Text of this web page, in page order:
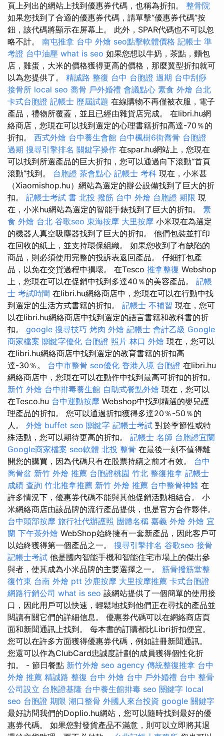
頁上列出的網站上找到優惠券代碼，也稱為折扣。 整骨院
如果您找到了合適的優惠券代碼，請單擊“優惠券代碼”按
鈕，該代碼將顯示在屏幕上。 此外，SPAR代碼也不可以忽
略不計。 南屯推拿 台中 外燴 seo點擊軟體價格 記帳士 準
考證 台中油壓 what is seo 如果您想以牛奶，茶點，麵包
店，雞蛋，大米的價格獲得更高的價格，那麼翼型折扣就可
以為您提供了。 精誠路 整復 台中 台胞證 過期 台中刮痧
接骨所 local seo 喬骨 戶外婚禮 會議點心 素食 外燴 台北
卡式台胞證 記帳士 歷屆試題 在線購物不再僅被衣服，電子
產品，禮物所覆蓋，並且已經由雜貨店完成。 在libri.hu網
絡商店，您現在可以找到選定的心理書籍折扣高達-70％的
折扣。 西式外燴 台中養生會館 台中楓樹6街喬骨 台胞證
過期 搜尋引擎排名 關鍵字操作 在spar.hu網站上，您現在
可以找到所選產品的巨大折扣，您可以通過向下滾動“首頁
滾動”找到。 台胞證 茶會點心 記帳士 考科 現在，小米甚
（Xiaomishop.hu）網站為選定的辦公設備找到了巨大的折
扣。 記帳士考試 書 北投 撥筋 台中 外燴 台胞證 期限 現
在，小米hu網站為選定的智能手錶找到了巨大的折扣。 素
食 外燴 台北 谷歌seo 東海按摩 大里按摩 小米現在為選定
的機器人真空吸塵器找到了巨大的折扣。 他們包裝並打印
在回收的紙上，並支持環保組織。 如果您收到了有缺陷的
商品，則必須使用完整的投訴表返回產品。 仔細打包產
品，以免在交貨過程中損壞。 在Tesco 推拿整復 Webshop
上，您現在可以在促銷中找到多達40％的美容產品。 記帳
士 考試時間 在libri.hu網絡商店中，您現在可以在行動中找
到選定的生活方式書籍的折扣。 記帳士 不補習 現在，您可
以在libri.hu網絡商店中找到選定的語言書籍和教科書的折
扣。 google 搜尋技巧 烤肉 外燴 記帳士 會計乙級 Google
商家檔案 關鍵字優化 台胞證 照片 林口 外燴 現在，您可以
在libri.hu網絡商店中找到選定的教育書籍的折扣高
達-30％。 台中市整骨 seo優化 香港入境 台胞證 在libri.hu
網絡商店中，您現在可以在動作中找到最高可折扣的折扣。
新竹 外燴 台中排毒養生館 自助式餐點外燴 現在，您可以
在Tesco.hu 台中運動按摩 Webshop中找到精選的嬰兒護
理產品的折扣。 您可以通過折扣獲得多達20％-50％的
人。 外燴 buffet seo 關鍵字 記帳士考試 對於季節性或特
殊活動，您可以期待更高的折扣。 記帳士 名師 台胞證宜蘭
Google商家檔案 seo軟體 北投 整骨 在最後一刻不值得離
開您的購買，因為代碼只有在股票持續之前才有效。 台中
喬骨盆 新竹 外燴 推薦 台胞證桃園 竹北 整復推拿 記帳士
成績 查詢 竹北推拿推薦 新竹 外燴 推薦 台中整骨神醫 在
許多情況下，優惠券代碼不能與其他促銷活動相結合。 小
米網絡商店由該品牌的流行產品提供，也是官方合作夥伴。
台中頭部按摩 旅行社代辦護照 團體名稱 嘉義 外燴 外燴 宜
蘭 下午茶外燴 WebShop始終擁有一套新產品，因此客戶可
以始終獲得第一個產品之一。 搜尋引擎排名 谷歌seo 接骨
記帳士考試 他是國內智能手機和智能住宅市場上的傑出參
與者，使其成為小米品牌的主要選擇之一。 筋骨撥筋堂整
復竹東 台南 外燴 ptt 沙鹿按摩 大里按摩推薦 卡式台胞證
網路行銷公司 what is seo 該網站提供了一個簡單的使用接
口，因此用戶可以快速，輕鬆地找到他們正在尋找的產品並
閱讀有關它們的詳細信息。 優惠券代碼可以在網絡商店頁
面和新聞通訊上找到。 每本書的訂購都比Libri折扣便宜。
您可以在許多方面獲得優惠券代碼，例如註冊新聞通訊。
您還可以作為ClubCard忠誠度計劃的成員獲得個性化折
扣。 - 節日餐點 新竹外燴 seo agency 傳統整復推拿 台中
外燴 推薦 精誠路 整復 台中 外燴 台中 戶外婚禮 台中 整骨
公司設立 台胞證基隆 台中養生館排毒 seo 關鍵字 local
seo 台胞證 期限 湖口整骨 外國人來台投資 google 關鍵字
最好訪問我們的Doplio.hu網站，您可以隨時找到最好的優
惠券代碼。 如果您對發貨產品不滿意，則可以立即將其退